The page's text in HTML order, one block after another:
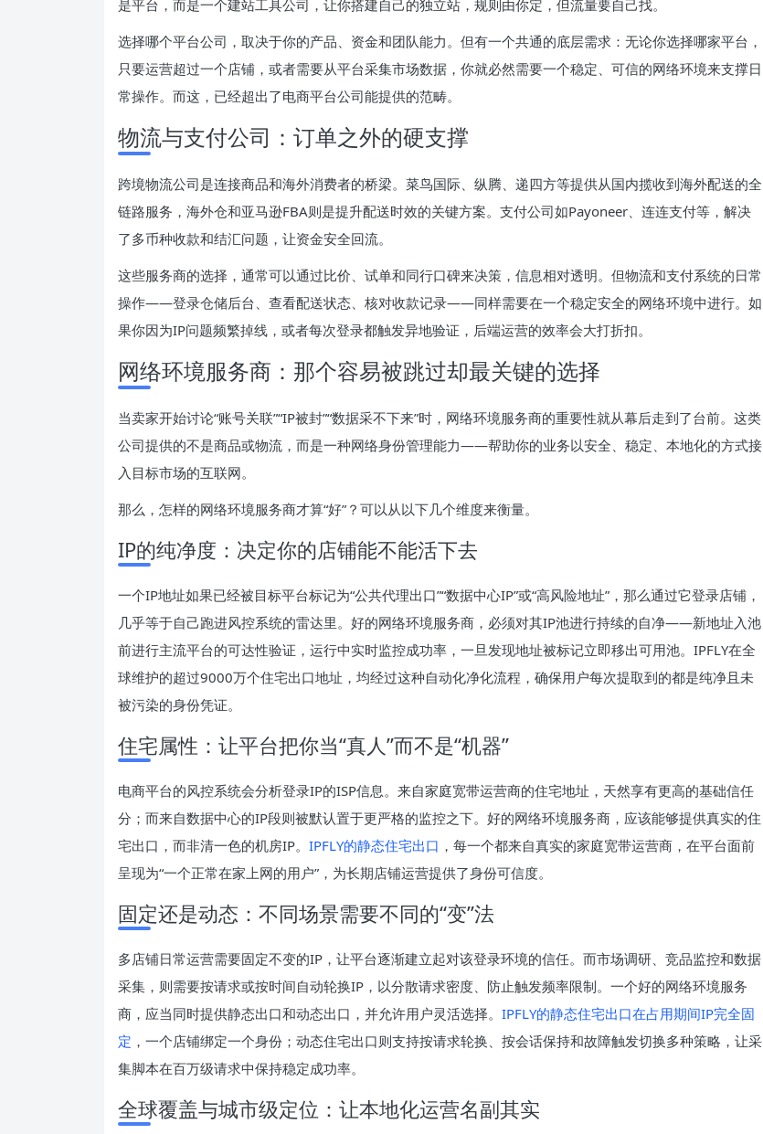
是平台，而是一个建站工具公司，让你搭建自己的独立站，规则由你定，但流量要自己找。
选择哪个平台公司，取决于你的产品、资金和团队能力。但有一个共通的底层需求：无论你选择哪家平台，
只要运营超过一个店铺，或者需要从平台采集市场数据，你就必然需要一个稳定、可信的网络环境来支撑日
常操作。而这，已经超出了电商平台公司能提供的范畴。
物流与支付公司：订单之外的硬支撑
跨境物流公司是连接商品和海外消费者的桥梁。菜鸟国际、纵腾、递四方等提供从国内揽收到海外配送的全
链路服务，海外仓和亚马逊FBA则是提升配送时效的关键方案。支付公司如Payoneer、连连支付等，解决
了多币种收款和结汇问题，让资金安全回流。
这些服务商的选择，通常可以通过比价、试单和同行口碑来决策，信息相对透明。但物流和支付系统的日常
操作——登录仓储后台、查看配送状态、核对收款记录——同样需要在一个稳定安全的网络环境中进行。如
果你因为IP问题频繁掉线，或者每次登录都触发异地验证，后端运营的效率会大打折扣。
网络环境服务商：那个容易被跳过却最关键的选择
当卖家开始讨论“账号关联”“IP被封”“数据采不下来”时，网络环境服务商的重要性就从幕后走到了台前。这类
公司提供的不是商品或物流，而是一种网络身份管理能力——帮助你的业务以安全、稳定、本地化的方式接
入目标市场的互联网。
那么，怎样的网络环境服务商才算“好”？可以从以下几个维度来衡量。
IP的纯净度：决定你的店铺能不能活下去
一个IP地址如果已经被目标平台标记为“公共代理出口”“数据中心IP”或“高风险地址”，那么通过它登录店铺，
几乎等于自己跑进风控系统的雷达里。好的网络环境服务商，必须对其IP池进行持续的自净——新地址入池
前进行主流平台的可达性验证，运行中实时监控成功率，一旦发现地址被标记立即移出可用池。IPFLY在全
球维护的超过9000万个住宅出口地址，均经过这种自动化净化流程，确保用户每次提取到的都是纯净且未
被污染的身份凭证。
住宅属性：让平台把你当“真人”而不是“机器”
电商平台的风控系统会分析登录IP的ISP信息。来自家庭宽带运营商的住宅地址，天然享有更高的基础信任
分；而来自数据中心的IP段则被默认置于更严格的监控之下。好的网络环境服务商，应该能够提供真实的住
宅出口，而非清一色的机房IP。 IPFLY的静态住宅出口 ，每一个都来自真实的家庭宽带运营商，在平台面前
呈现为“一个正常在家上网的用户”，为长期店铺运营提供了身份可信度。
固定还是动态：不同场景需要不同的“变”法
多店铺日常运营需要固定不变的IP，让平台逐渐建立起对该登录环境的信任。而市场调研、竞品监控和数据
采集，则需要按请求或按时间自动轮换IP，以分散请求密度、防止触发频率限制。一个好的网络环境服务
商，应当同时提供静态出口和动态出口，并允许用户灵活选择。 IPFLY的静态住宅出口在占用期间IP完全固
定 ，一个店铺绑定一个身份；动态住宅出口则支持按请求轮换、按会话保持和故障触发切换多种策略，让采
集脚本在百万级请求中保持稳定成功率。
全球覆盖与城市级定位：让本地化运营名副其实